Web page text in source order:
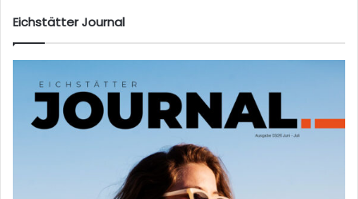
Eichstätter Journal